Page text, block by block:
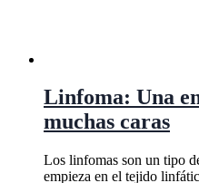
Linfoma: Una
muchas caras
Los linfomas son un tipo
empieza en el tejido